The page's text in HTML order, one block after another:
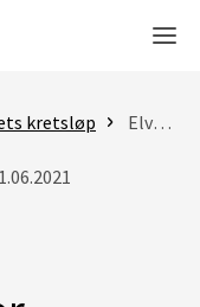
kretsløp Elver og innsjøer